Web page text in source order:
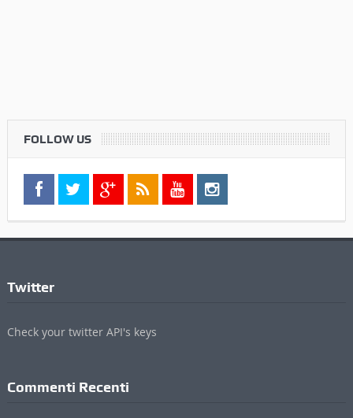
FOLLOW US
Twitter
Check your twitter API's keys
Commenti Recenti